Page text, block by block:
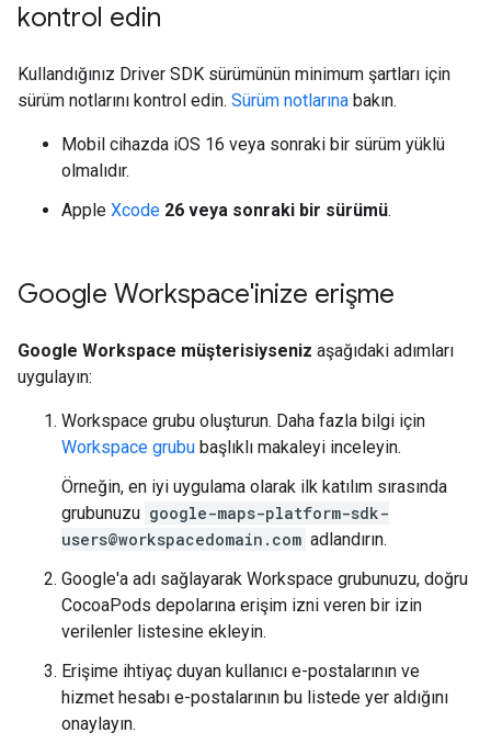
kontrol edin
Kullandığınız Driver SDK sürümünün minimum şartları için
sürüm notlarını kontrol edin. Sürüm notlarına bakın.
Mobil cihazda iOS 16 veya sonraki bir sürüm yüklü
olmalıdır.
Apple Xcode 26 veya sonraki bir sürümü.
Google Workspace'inize erişme
Google Workspace müşterisiyseniz aşağıdaki adımları
uygulayın:
Workspace grubu oluşturun. Daha fazla bilgi için
Workspace grubu başlıklı makaleyi inceleyin.
Örneğin, en iyi uygulama olarak ilk katılım sırasında
grubunuzu google-maps-platform-sdk-
users@workspacedomain.com adlandırın.
Google'a adı sağlayarak Workspace grubunuzu, doğru
CocoaPods depolarına erişim izni veren bir izin
verilenler listesine ekleyin.
Erişime ihtiyaç duyan kullanıcı e-postalarının ve
hizmet hesabı e-postalarının bu listede yer aldığını
onaylayın.